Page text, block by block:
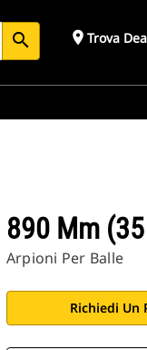
search place Trova
890 Mm
Arpioni Per Balle
Richiedi Un